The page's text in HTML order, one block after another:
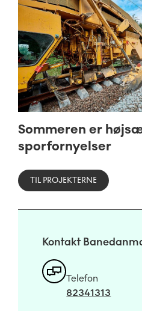
Sommeren er
sporfornyelser
TIL PROJEKTERNE
Kontakt
Telefon
82341313